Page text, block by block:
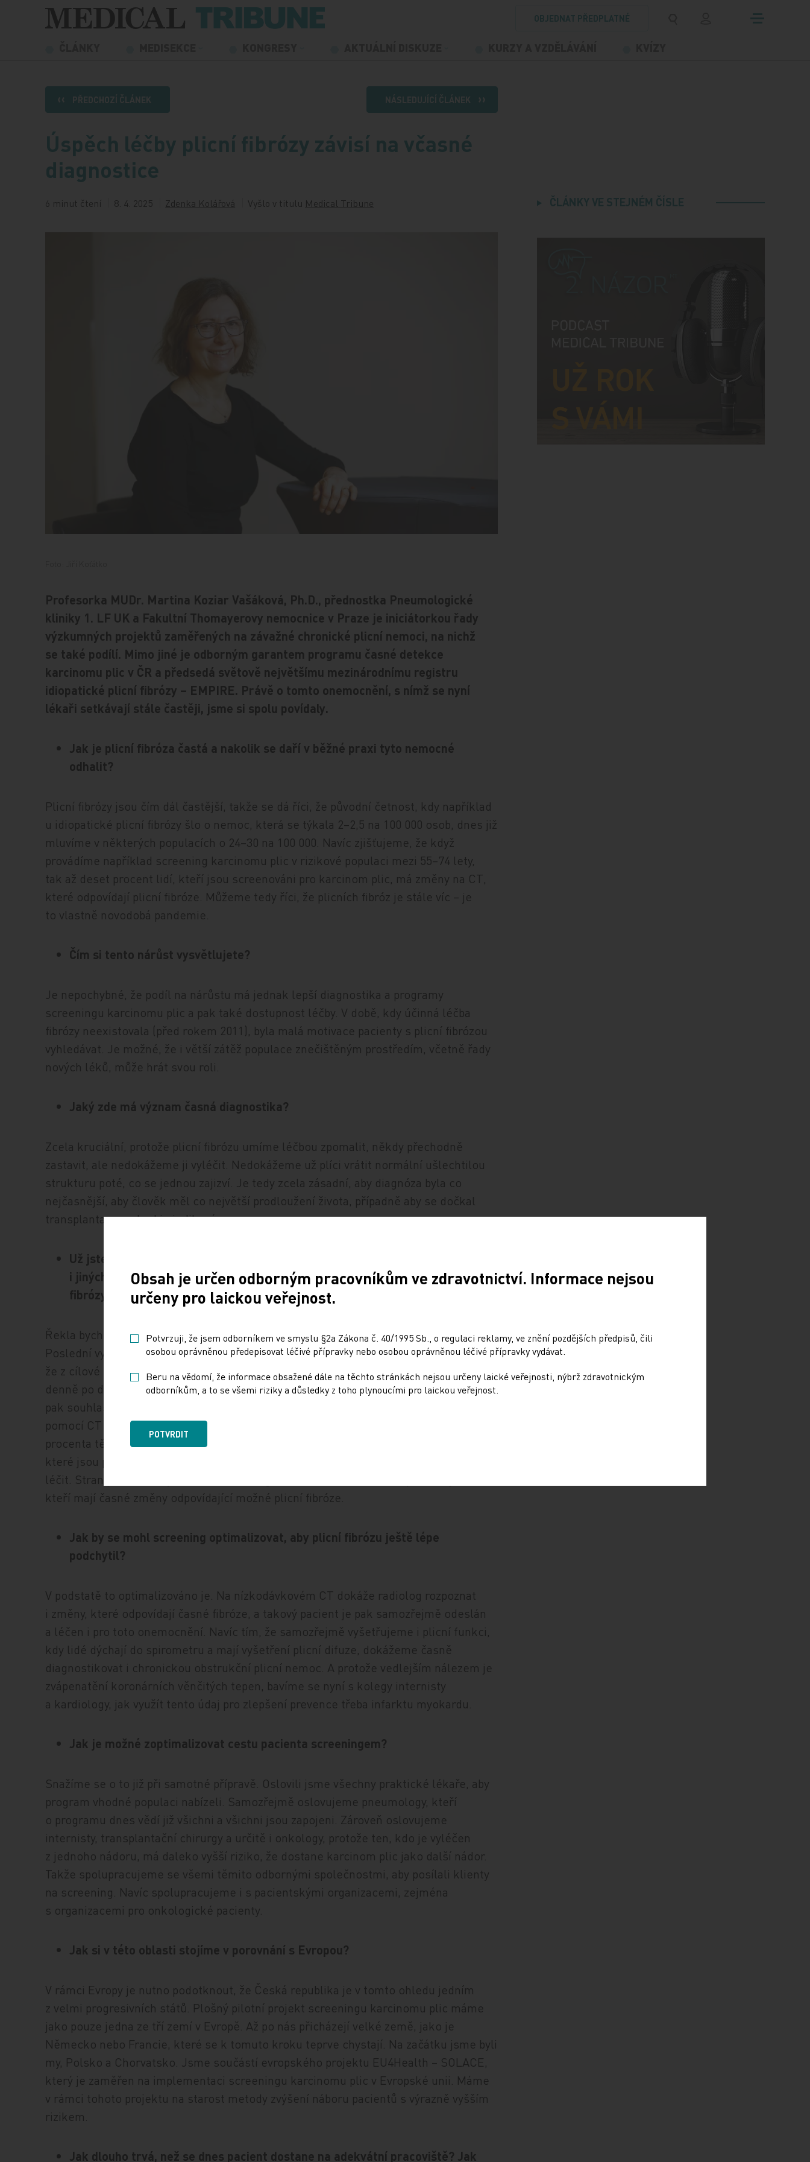
Přeskočit na obsah
OBJEDNAT PŘEDPLATNÉ
PŘEDCHOZÍ ČLÁNEK NÁSLEDUJÍCÍ ČLÁNEK
Úspěch léčby plicní fibrózy závisí na včasné
diagnostice
6 minut čtení 8. 4. 2025 Zdenka Kolářová Vyšlo v titulu Medical Tribune
Profesorka MUDr. Martina Koziar Vašáková, Ph.D., přednostka Pneumologické
kliniky 1. LF UK a Fakultní Thomayerovy nemocnice v Praze je iniciátorkou řady
výzkumných projektů zaměřených na závažné chronické plicní nemoci, na nichž
se také podílí. Mimo jiné je odborným garantem programu časné detekce
karcinomu plic v ČR a předsedá světově největšímu mezinárodnímu registru
idiopatické plicní fibrózy – EMPIRE. Právě o tomto onemocnění, s nímž se nyní
lékaři setkávají stále častěji, jsme si spolu povídaly.
Jak je plicní fibróza častá a nakolik se daří v běžné praxi tyto nemocné
odhalit?
Plicní fibrózy jsou čím dál častější, takže se dá říci, že původní četnost, kdy například
u idiopatické plicní fibrózy šlo o nemoc, která se týkala 2–2,5 na 100 000 osob, dnes již
mluvíme v některých populacích o 24–30 na 100 000. Navíc zjišťujeme, že když
provádíme například screening karcinomu plic v rizikové populaci mezi 55–74 lety,
tak až deset procent lidí, kteří jsou screenováni pro karcinom plic, má změny na CT,
které odpovídají plicní fibróze. Můžeme tedy říci, že plicních fibróz je stále víc – je
to vlastně novodobá pandemie.
Čím si tento nárůst vysvětlujete?
Je nepochybné, že podíl na nárůstu má jednak lepší diagnostika a programy
screeningu karcinomu plic a pak také dostupnost léčby. V době, kdy účinná léčba
fibrózy neexistovala (před rokem 2011), byla malá motivace pacienty s plicní fibrózou
vyhledávat. Je možné, že i větší zátěž populace znečištěným prostředím, včetně řady
nových léků, může hrát svou roli.
Jaký zde má význam časná diagnostika?
Zcela kruciální, protože plicní fibrózu umíme léčbou zpomalit, někdy přechodně
zastavit, ale nedokážeme ji vyléčit. Nedokážeme už plíci vrátit normální ušlechtilou
strukturu poté, co se jednou zajizví. Je tedy zcela zásadní, aby diagnóza byla co
nejčasnější, aby člověk měl co největší prodloužení života, případně aby se dočkal
transplantace, pokud je indikována.
Už jste zmínila screening karcinomu plic. Jedním z jeho přínosů je diagnostika
i jiných závažných plicních onemocnění než karcinomu. Jak se to daří u plicní
fibrózy?
Řekla bych, že stran záchytu časných stadií karcinomu plic jsme na tom velmi dobře.
Poslední vyhodnocování proběhlo koncem loňského dubna, kdy jsme zjistili,
že z cílové populace, což je asi 300 000 lidí – tedy kuřáků kouřících alespoň 20 cigaret
denně po dobu 20 let ve věku 55–74 let, jsme oslovili desetinu. Ne všichni pacienti
pak souhlasili se zařazením do screeningu a s provedením CT vyšetření, nicméně
pomocí CT bylo již vyšetřeno více než deset tisíc lidí a z nich jsou téměř čtyři
procenta těch, kteří jsou v prvním kole pozitivní. To znamená, že u nich najdeme uzle,
které jsou potenciálními nádory, jež se pak mohou dobře řešit – odoperovat a včas
léčit. Stran plicní fibrózy, v rámci screeningu nacházíme kolem osmi procent jedinců,
kteří mají časné změny odpovídající možné plicní fibróze.
Jak by se mohl screening optimalizovat, aby plicní fibrózu ještě lépe
podchytil?
V podstatě to optimalizováno je. Na nízkodávkovém CT dokáže radiolog rozpoznat
i změny, které odpovídají časné fibróze, a takový pacient je pak samozřejmě odeslán
a léčen i pro toto onemocnění. Navíc tím, že samozřejmě vyšetřujeme i plicní funkci,
kdy lidé dýchají do spirometru a mají vyšetření plicní difuze, dokážeme časně
diagnostikovat i chronickou obstrukční plicní nemoc. A protože vedlejším nálezem je
zvápenatění koronárních věnčitých tepen, bavíme se nyní s kolegy internisty
a kardiology, jak využít tento údaj pro zlepšení prevence třeba infarktu myokardu.
Jak je možné zoptimalizovat cestu pacienta screeningem?
Snažíme se o to již při samotné přípravě. Oslovili jsme všechny praktické lékaře, aby
program vhodné populaci nabízeli. Samozřejmě oslovujeme pneumology, kteří
o programu dnes vědí již všichni a všichni jsou zapojeni. Zároveň oslovujeme
internisty, transplantační chirurgy a určitě i onkology, protože ten, kdo je vyléčen
z jednoho nádoru, má daleko vyšší riziko, že dostane karcinom plic jako další nádor.
Takže spolupracujeme se všemi těmito odbornými společnostmi, aby posílali klienty
na screening. Navíc spolupracujeme i s pacientskými organizacemi, zejména
s organizacemi pro onkologické pacienty.
Jak si v této oblasti stojíme v porovnání s Evropou?
V rámci Evropy je nutno podotknout, že Česká republika je v tomto ohledu jedním
z velmi progresivních států. Plošný pilotní projekt screeningu karcinomu plic máme
jako pouze jedna ze tří zemí v Evropě. Až po nás přicházejí velké země, jako je
Německo nebo Francie, které se k tomuto kroku teprve chystají. Na začátku jsme byli
my, Polsko a Chorvatsko. Jsme součástí evropského projektu EU4Health – SOLACE,
který je zaměřen na implementaci screeningu karcinomu plic v Evropské unii. Máme
v rámci tohoto projektu na starost metody zvýšení náboru pacientů s výrazně vyšším
rizikem.
Jak dlouho trvá, než se dnes pacient dostane na adekvátní pracoviště? Jak
ČLÁNKY VE STEJNÉM ČÍSLE
Obsah je určen odborným pracovníkům ve zdravotnictví. Informace nejsou
určeny pro laickou veřejnost.
Potvrzuji, že jsem odborníkem ve smyslu §2a Zákona č. 40/1995 Sb., o regulaci reklamy, ve znění pozdějších předpisů, čili
osobou oprávněnou předepisovat léčivé přípravky nebo osobou oprávněnou léčivé přípravky vydávat.
Beru na vědomí, že informace obsažené dále na těchto stránkách nejsou určeny laické veřejnosti, nýbrž zdravotnickým
odborníkům, a to se všemi riziky a důsledky z toho plynoucími pro laickou veřejnost.
POTVRDIT